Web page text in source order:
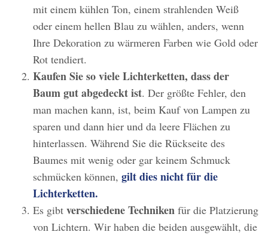
mit einem kühlen Ton, einem strahlenden Weiß
oder einem hellen Blau zu wählen, anders, wenn
Ihre Dekoration zu wärmeren Farben wie Gold oder
Rot tendiert.
Kaufen Sie so viele Lichterketten, dass der
Baum gut abgedeckt ist. Der größte Fehler, den
man machen kann, ist, beim Kauf von Lampen zu
sparen und dann hier und da leere Flächen zu
hinterlassen. Während Sie die Rückseite des
Baumes mit wenig oder gar keinem Schmuck
schmücken können, gilt dies nicht für die
Lichterketten.
Es gibt verschiedene Techniken für die Platzierung
von Lichtern. Wir haben die beiden ausgewählt, die